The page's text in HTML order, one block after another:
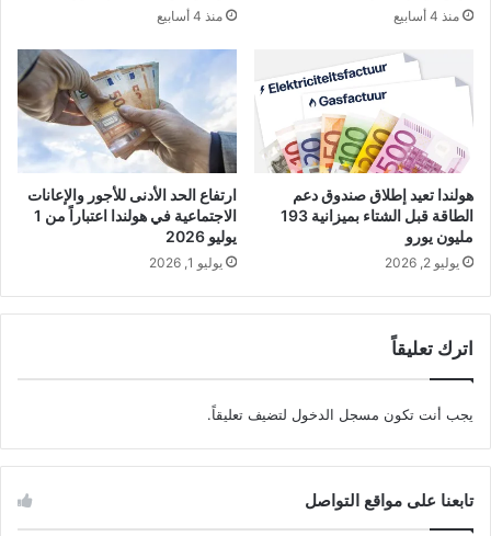
منذ 4 أسابيع منذ 4 أسابيع
هولندا تعيد إطلاق صندوق دعم
الطاقة قبل الشتاء بميزانية 193
مليون يورو
يوليو 2, 2026
ارتفاع الحد الأدنى للأجور والإعانات
الاجتماعية في هولندا اعتباراً من 1
يوليو 2026
يوليو 1, 2026
اترك تعليقاً
يجب أنت تكون مسجل الدخول لتضيف تعليقاً.
تابعنا على مواقع التواصل